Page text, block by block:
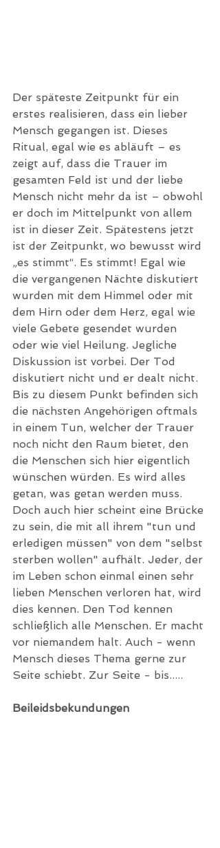
Der späteste Zeitpunkt für ein
erstes realisieren, dass ein lieber
Mensch gegangen ist. Dieses
Ritual, egal wie es abläuft – es
zeigt auf, dass die Trauer im
gesamten Feld ist und der liebe
Mensch nicht mehr da ist – obwohl
er doch im Mittelpunkt von allem
ist in dieser Zeit. Spätestens jetzt
ist der Zeitpunkt, wo bewusst wird
„es stimmt“. Es stimmt! Egal wie
die vergangenen Nächte diskutiert
wurden mit dem Himmel oder mit
dem Hirn oder dem Herz, egal wie
viele Gebete gesendet wurden
oder wie viel Heilung. Jegliche
Diskussion ist vorbei. Der Tod
diskutiert nicht und er dealt nicht.
Bis zu diesem Punkt befinden sich
die nächsten Angehörigen oftmals
in einem Tun, welcher der Trauer
noch nicht den Raum bietet, den
die Menschen sich hier eigentlich
wünschen würden. Es wird alles
getan, was getan werden muss.
Doch auch hier scheint eine Brücke
zu sein, die mit all ihrem "tun und
erledigen müssen" von dem "selbst
sterben wollen" aufhält. Jeder, der
im Leben schon einmal einen sehr
lieben Menschen verloren hat, wird
dies kennen. Den Tod kennen
schließlich alle Menschen. Er macht
vor niemandem halt. Auch - wenn
Mensch dieses Thema gerne zur
Seite schiebt. Zur Seite - bis.....
Beileidsbekundungen